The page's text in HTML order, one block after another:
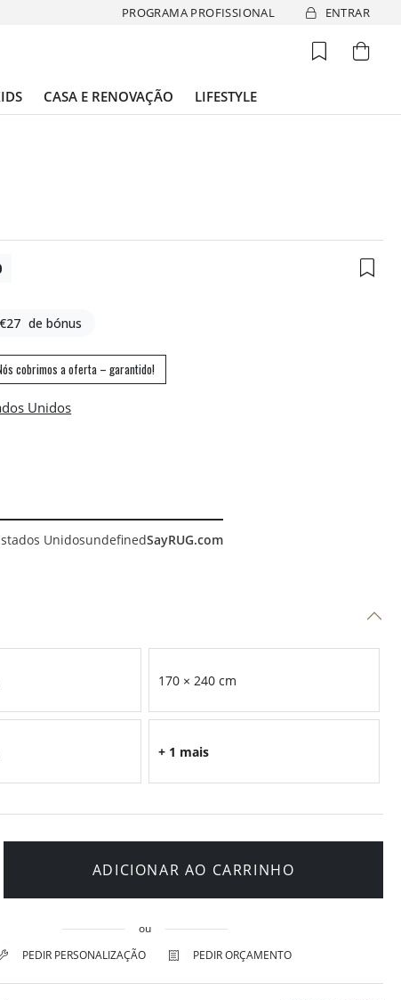
PROGRAMA PROFISSIONAL ENTRAR
CASA E RENOVAÇÃO LIFESTYLE
de bónus
cobrimos a oferta – garantido!
UnidosundefinedSayRUG.com
170 × 240 cm
+ 1 mais
ADICIONAR AO CARRINHO
ou
PEDIR PERSONALIZAÇÃO
PEDIR ORÇAMENTO